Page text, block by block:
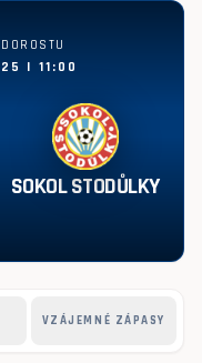
| 11:00
SOKOL STODŮLKY
VZÁJEMNÉ ZÁPASY